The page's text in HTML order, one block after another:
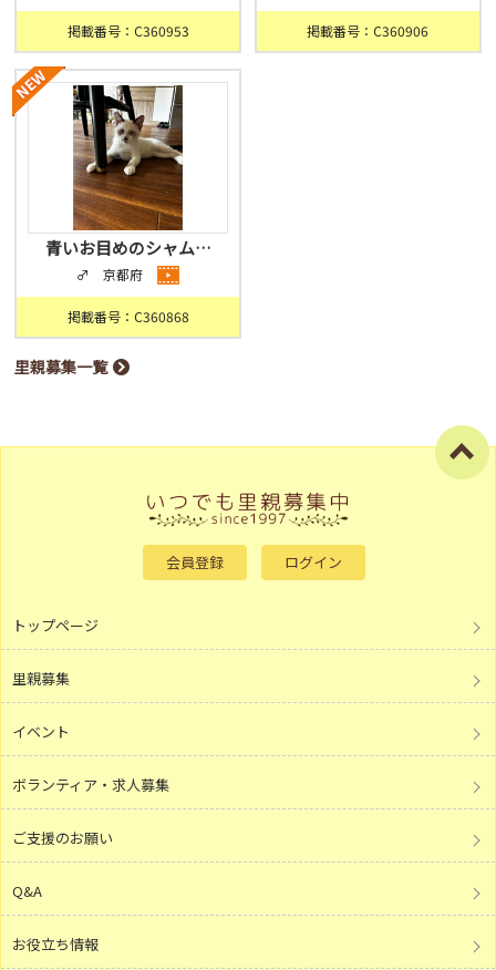
掲載番号：C360953 掲載番号：C360906
青いお目めのシャム…
♂ 京都府
掲載番号：C360868
里親募集一覧
会員登録 ログイン
トップページ
里親募集
イベント
ボランティア・求人募集
ご支援のお願い
Q&A
お役立ち情報